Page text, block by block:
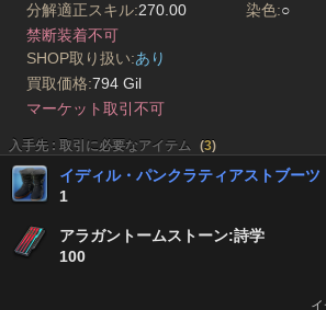
分解適正スキル:270.00 染色:○
禁断装着不可
SHOP取り扱い:あり
買取価格:794 Gil
マーケット取引不可
入手先 : 取引に必要なアイテム (3)
イディル・パンクラティアストブーツ
1
アラガントームストーン:詩学
100